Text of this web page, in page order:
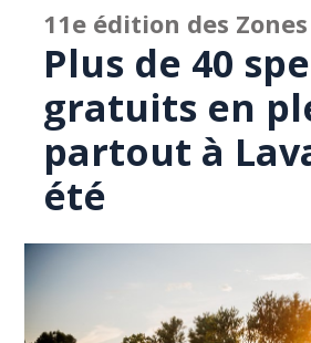
11e édition des
Plus de 40
gratuits en
partout à
été